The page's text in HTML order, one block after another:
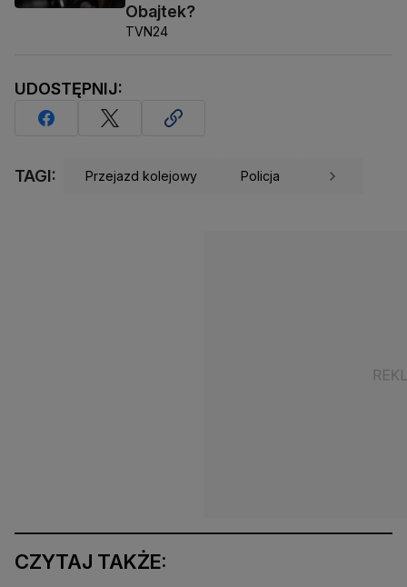
Obajtek?
TVN24
UDOSTĘPNIJ:
TAGI: Przejazd kolejowy Policja
CZYTAJ TAKŻE: